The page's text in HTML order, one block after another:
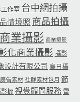
作室 台中網拍攝
情境照 商品拍攝
商業攝影 商業攝影
化商業攝影 攝影
設計有限公司 烏日攝
告素材 社群素材包月 節
棚 視覺顧問服務 電